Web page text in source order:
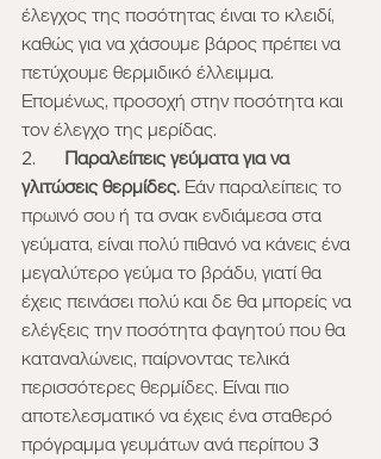
έλεγχος της ποσότητας έιναι το κλειδί,
καθώς για να χάσουμε βάρος πρέπει να
πετύχουμε θερμιδικό έλλειμμα.
Επομένως, προσοχή στην ποσότητα και
τον έλεγχο της μερίδας.
2. Παραλείπεις γεύματα για να
γλιτώσεις θερμίδες. Εάν παραλείπεις το
πρωινό σου ή τα σνακ ενδιάμεσα στα
γεύματα, είναι πολύ πιθανό να κάνεις ένα
μεγαλύτερο γεύμα το βράδυ, γιατί θα
έχεις πεινάσει πολύ και δε θα μπορείς να
ελέγξεις την ποσότητα φαγητού που θα
καταναλώνεις, παίρνοντας τελικά
περισσότερες θερμίδες. Είναι πιο
αποτελεσματικό να έχεις ένα σταθερό
πρόγραμμα γευμάτων ανά περίπου 3